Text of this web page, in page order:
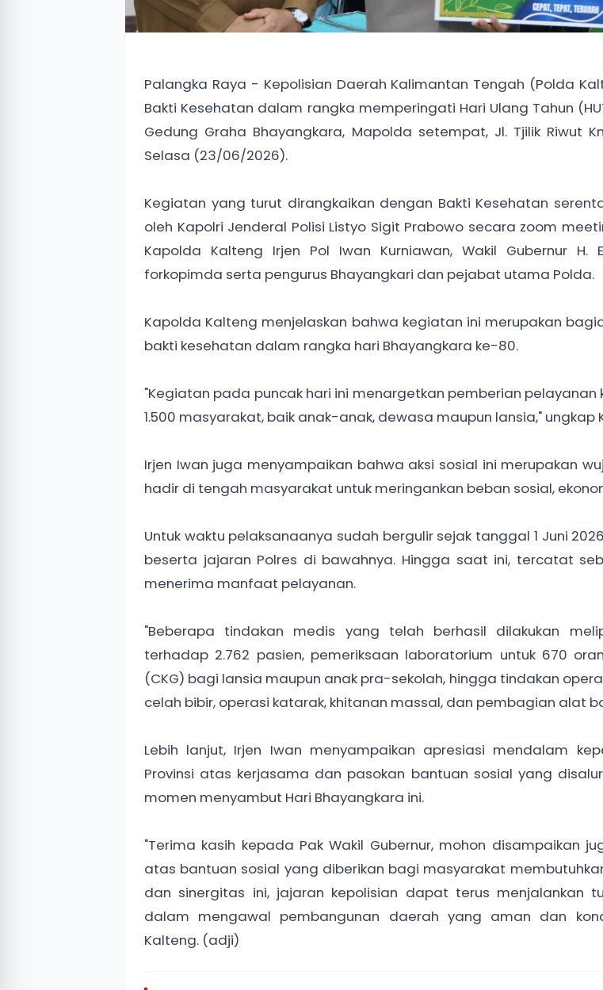
Palangka Raya - Kepolisian Daerah Kalimantan Tengah (Polda
Bakti Kesehatan dalam rangka memperingati Hari Ulang Tahun
Gedung Graha Bhayangkara, Mapolda setempat, Jl. Tjilik Riwut
Selasa (23/06/2026).
Kegiatan yang turut dirangkaikan dengan Bakti Kesehatan
oleh Kapolri Jenderal Polisi Listyo Sigit Prabowo secara zoom
Kapolda Kalteng Irjen Pol Iwan Kurniawan, Wakil Gubernur H.
forkopimda serta pengurus Bhayangkari dan pejabat utama Polda.
Kapolda Kalteng menjelaskan bahwa kegiatan ini merupakan
bakti kesehatan dalam rangka hari Bhayangkara ke-80.
"Kegiatan pada puncak hari ini menargetkan pemberian
1.500 masyarakat, baik anak-anak, dewasa maupun lansia," ungkap
Irjen Iwan juga menyampaikan bahwa aksi sosial ini merupakan
hadir di tengah masyarakat untuk meringankan beban sosial,
Untuk waktu pelaksanaanya sudah bergulir sejak tanggal 1 Juni
beserta jajaran Polres di bawahnya. Hingga saat ini, tercatat
menerima manfaat pelayanan.
"Beberapa tindakan medis yang telah berhasil dilakukan
terhadap 2.762 pasien, pemeriksaan laboratorium untuk 670
(CKG) bagi lansia maupun anak pra-sekolah, hingga tindakan
celah bibir, operasi katarak, khitanan massal, dan pembagian alat
Lebih lanjut, Irjen Iwan menyampaikan apresiasi mendalam
Provinsi atas kerjasama dan pasokan bantuan sosial yang
momen menyambut Hari Bhayangkara ini.
"Terima kasih kepada Pak Wakil Gubernur, mohon disampaikan
atas bantuan sosial yang diberikan bagi masyarakat
dan sinergitas ini, jajaran kepolisian dapat terus menjalankan
dalam mengawal pembangunan daerah yang aman dan
Kalteng. (adji)